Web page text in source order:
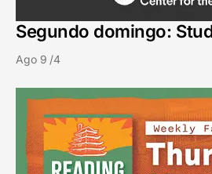
Segundo domingo:
Ago 9 /4